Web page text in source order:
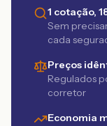
1 cotação,
Sem
cada
Preços
Regulados
corretor
Economia